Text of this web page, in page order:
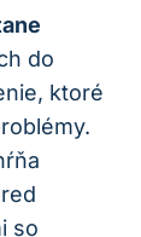
do
ktoré
so